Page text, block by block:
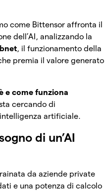
come Bittensor affronta il
dell’AI, analizzando la
, il funzionamento della
premia il valore generato
e come funziona
cercando di
artificiale.
di un’AI
da aziende private
e una potenza di calcolo